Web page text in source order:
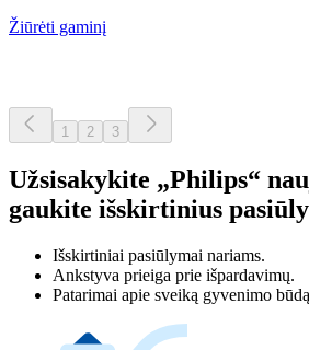
Žiūrėti gaminį
1 2 3
Užsisakykite „Philips“
gaukite išskirtinius
Išskirtiniai pasiūlymai nariams.
Ankstyva prieiga prie išpardavimų.
Patarimai apie sveiką gyvenimo